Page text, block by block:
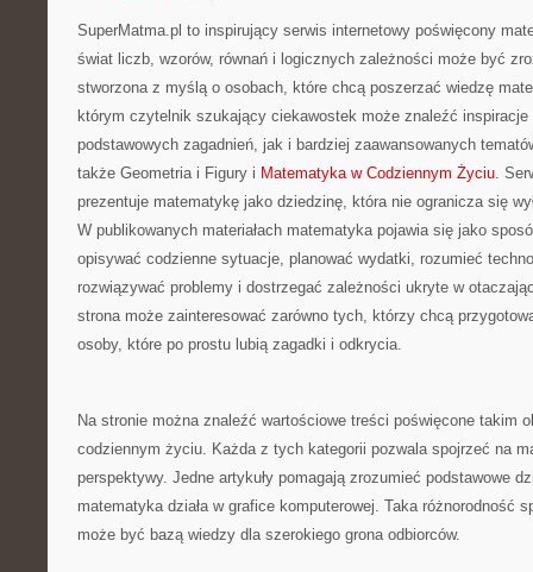
SuperMatma.pl to inspirujący serwis internetowy poświęcony
świat liczb, wzorów, równań i logicznych zależności może być
stworzona z myślą o osobach, które chcą poszerzać wiedzę
którym czytelnik szukający ciekawostek może znaleźć inspiracje
podstawowych zagadnień, jak i bardziej zaawansowanych
także Geometria i Figury i Matematyka w Codziennym Życiu.
prezentuje matematykę jako dziedzinę, która nie ogranicza się
W publikowanych materiałach matematyka pojawia się jako
opisywać codzienne sytuacje, planować wydatki, rozumieć
rozwiązywać problemy i dostrzegać zależności ukryte w
strona może zainteresować zarówno tych, którzy chcą
osoby, które po prostu lubią zagadki i odkrycia.
Na stronie można znaleźć wartościowe treści poświęcone takim
codziennym życiu. Każda z tych kategorii pozwala spojrzeć na
perspektywy. Jedne artykuły pomagają zrozumieć podstawowe
matematyka działa w grafice komputerowej. Taka różnorodność
może być bazą wiedzy dla szerokiego grona odbiorców.